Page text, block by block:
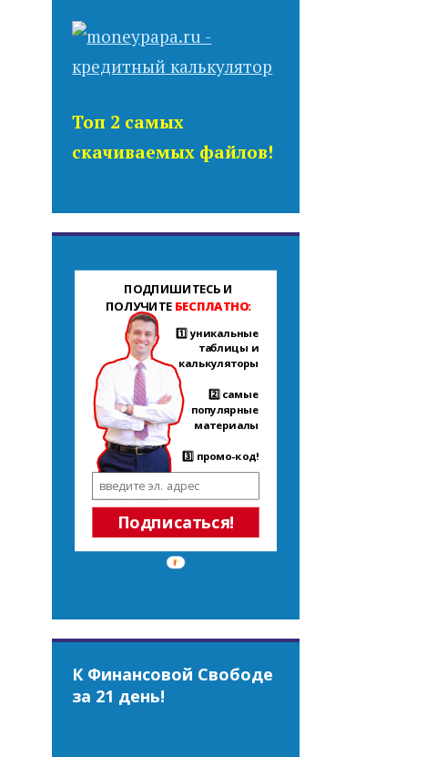
Топ 2 самых
скачиваемых файлов!
Подписаться!
ПОДПИШИТЕСЬ И
ПОЛУЧИТЕ БЕСПЛАТНО:
1️⃣ уникальные
таблицы и
калькуляторы
2️⃣ самые
популярные
материалы
3️⃣ промо-код!
К Финансовой Свободе
за 21 день!